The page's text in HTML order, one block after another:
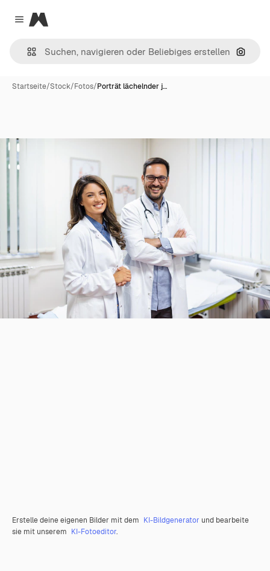
Close menu
Magnific
Nach
Startseite/Stock/Fotos/Porträt lächelnder j…
Erstelle deine eigenen Bilder mit dem KI-Bildgenerator und bearbeite
sie mit unserem KI-Fotoeditor.